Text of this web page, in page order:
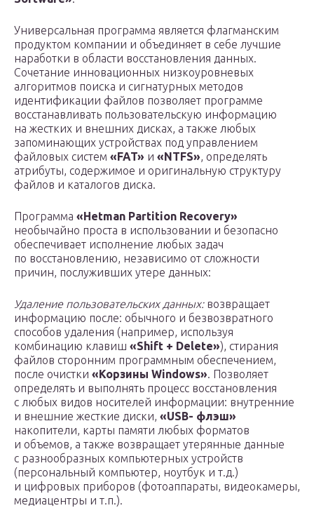
Универсальная программа является флагманским
продуктом компании и объединяет в себе лучшие
наработки в области восстановления данных.
Сочетание инновационных низкоуровневых
алгоритмов поиска и сигнатурных методов
идентификации файлов позволяет программе
восстанавливать пользовательскую информацию
на жестких и внешних дисках, а также любых
запоминающих устройствах под управлением
файловых систем «FAT» и «NTFS», определять
атрибуты, содержимое и оригинальную структуру
файлов и каталогов диска.
Программа «Hetman Partition Recovery»
необычайно проста в использовании и безопасно
обеспечивает исполнение любых задач
по восстановлению, независимо от сложности
причин, послуживших утере данных:
Удаление пользовательских данных:возвращает
информацию после: обычного и безвозвратного
способов удаления (например, используя
комбинацию клавиш «Shift + Delete»), стирания
файлов сторонним программным обеспечением,
после очистки «Корзины Windows». Позволяет
определять и выполнять процесс восстановления
с любых видов носителей информации: внутренние
и внешние жесткие диски, «USB- флэш»
накопители, карты памяти любых форматов
и объемов, а также возвращает утерянные данные
с разнообразных компьютерных устройств
(персональный компьютер, ноутбук и т.д.)
и цифровых приборов (фотоаппараты, видеокамеры,
медиацентры и т.п.).